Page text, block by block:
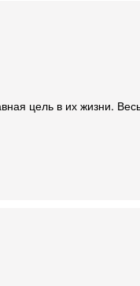
цель в их жизни.